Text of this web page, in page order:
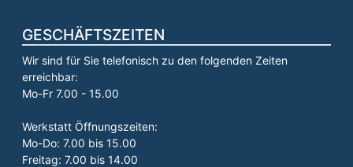
GESCHÄFTSZEITEN
Wir sind für Sie telefonisch zu den folgenden Zeiten
erreichbar:
Mo-Fr 7.00 - 15.00
Werkstatt Öffnungszeiten:
Mo-Do: 7.00 bis 15.00
Freitag: 7.00 bis 14.00